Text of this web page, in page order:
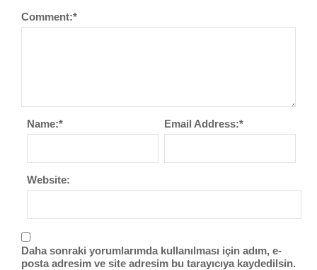
Comment:*
Name:* Email Address:*
Website:
Daha sonraki yorumlarımda kullanılması için adım, e-
posta adresim ve site adresim bu tarayıcıya kaydedilsin.